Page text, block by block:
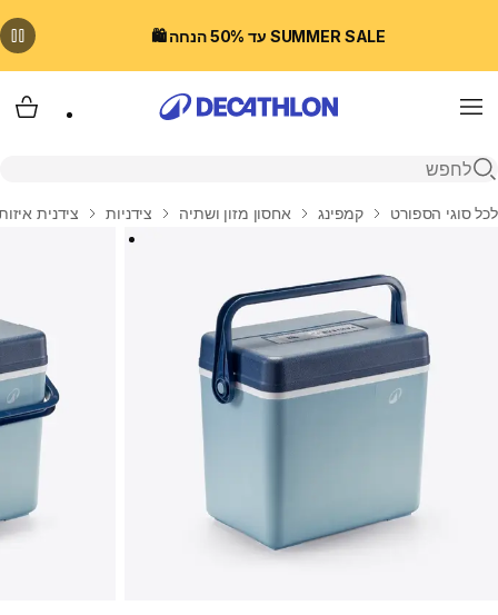
SUMMER SALE עד 50% הנחה 🛍️
Menu
פתיחת חיפוש
בית
לכל סוגי הספורט קמפינג אחסון מזון ושתיה צידניות צידנית איזותרמית קשיחה 32 ליטר